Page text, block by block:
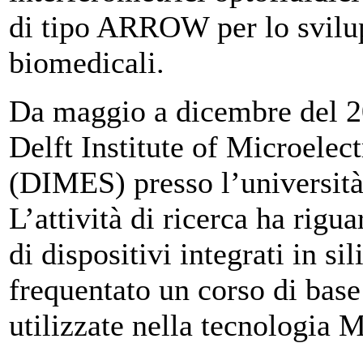
di tipo ARROW per lo
biomedicali.
Da maggio a dicembre del
Delft Institute of
(DIMES) presso
L’attività di ricerca ha
di dispositivi integrati in
frequentato un corso di
utilizzate nella tecnologia